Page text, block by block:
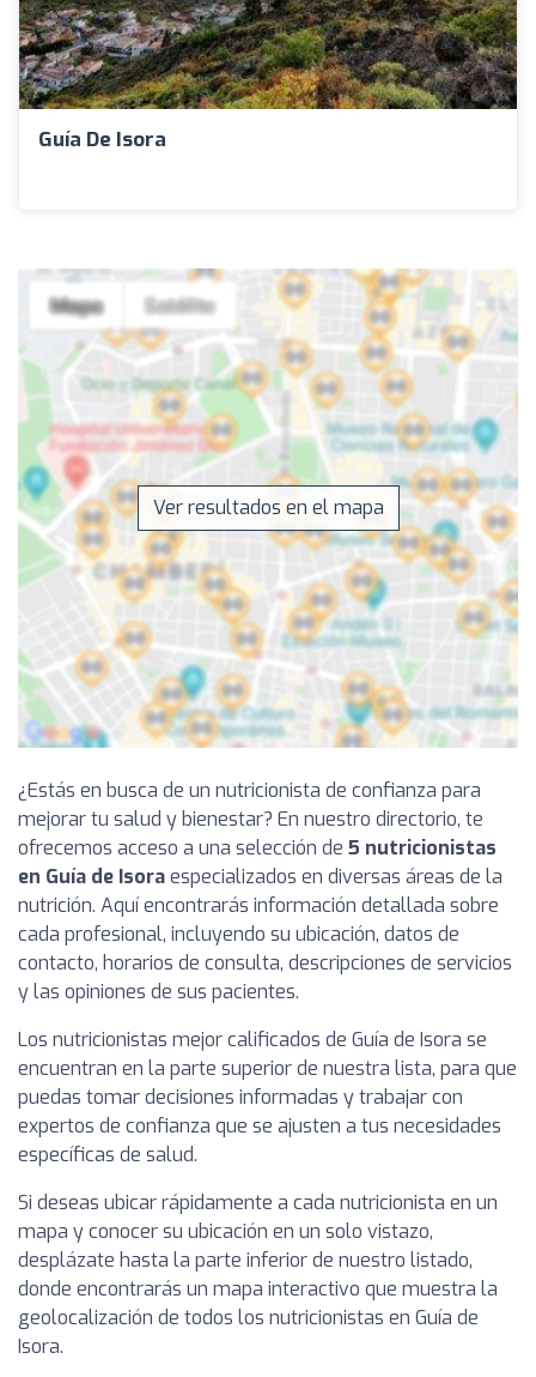
Guía De Isora
Ver resultados en el mapa
¿Estás en busca de un nutricionista de confianza para
mejorar tu salud y bienestar? En nuestro directorio, te
ofrecemos acceso a una selección de 5 nutricionistas
en Guía de Isoraespecializados en diversas áreas de la
nutrición. Aquí encontrarás información detallada sobre
cada profesional, incluyendo su ubicación, datos de
contacto, horarios de consulta, descripciones de servicios
y las opiniones de sus pacientes.
Los nutricionistas mejor calificados de Guía de Isora se
encuentran en la parte superior de nuestra lista, para que
puedas tomar decisiones informadas y trabajar con
expertos de confianza que se ajusten a tus necesidades
específicas de salud.
Si deseas ubicar rápidamente a cada nutricionista en un
mapa y conocer su ubicación en un solo vistazo,
desplázate hasta la parte inferior de nuestro listado,
donde encontrarás un mapa interactivo que muestra la
geolocalización de todos los nutricionistas en Guía de
Isora.